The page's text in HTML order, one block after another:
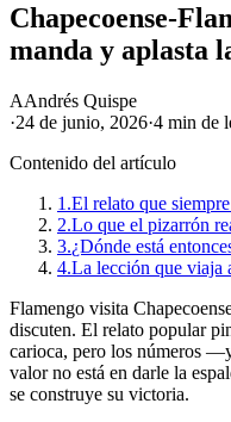
Chapecoense-
manda y aplasta
AAndrés Quispe
·24 de junio, 2026·4 min de
Contenido del artículo
1.El relato que
2.Lo que el pizarrón
3.¿Dónde está
4.La lección que viaja
Flamengo visita
discuten. El relato popular
carioca, pero los números
valor no está en darle la
se construye su victoria.